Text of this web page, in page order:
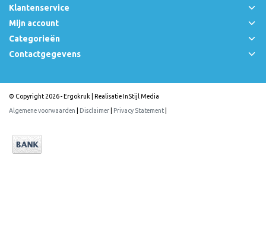
Klantenservice
Mijn account
Categorieën
Contactgegevens
© Copyright 2026 - Ergokruk | Realisatie InStijl Media
Algemene voorwaarden
Disclaimer Privacy Statement